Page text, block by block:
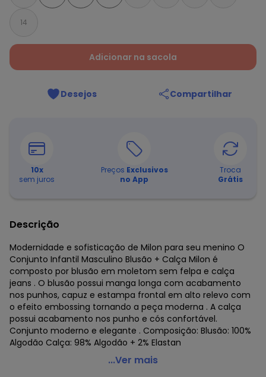
14
Adicionar na sacola
Desejos Compartilhar
10x
sem juros
Preços Exclusivos
no App
Troca
Grátis
Descrição
Modernidade e sofisticação de Milon para seu menino O
Conjunto Infantil Masculino Blusão + Calça Milon é
composto por blusão em moletom sem felpa e calça
jeans . O blusão possui manga longa com acabamento
nos punhos, capuz e estampa frontal em alto relevo com
o efeito embossing tornando a peça moderna . A calça
possui acabamento nos punho e cós confortável.
Conjunto moderno e elegante . Composição: Blusão: 100%
Algodão Calça: 98% Algodão + 2% Elastan
Milon - Conjunto Infantil Menino Lettering Verde
...Ver mais